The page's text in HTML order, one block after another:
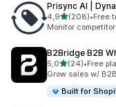
Prisync AI |
4,9/ 5 tähteä
(208)
208 arvostelua
•Free
Monitor
B2Bridge B2B
5,0/ 5 tähteä
(24)
24 arvostelua
•Free
Grow sales w/
Built for